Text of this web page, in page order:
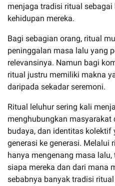
menjaga tradisi ritual
kehidupan mereka.
Bagi sebagian orang, ritual
peninggalan masa lalu yang
relevansinya. Namun bagi
ritual justru memiliki makna
daripada sekadar seremoni.
Ritual leluhur sering kali
menghubungkan masyarakat
budaya, dan identitas
generasi ke generasi. Melalui
hanya mengenang masa
siapa mereka dan dari mana
sebabnya banyak tradisi